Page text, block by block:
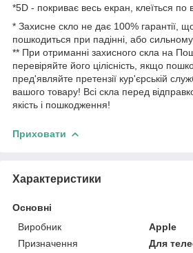
*5D - покриває весь екран, клеїться по
* Захисне скло не дає 100% гарантії,
пошкодиться при падінні, або
** При отриманні захисного скла на
перевіряйте його цілісність, якщо
пред'являйте претензії кур'єрській
вашого товару! Всі скла перед
якість і пошкодження!
Приховати
Характеристики
Основні
Виробник
Apple
Призначення
Для